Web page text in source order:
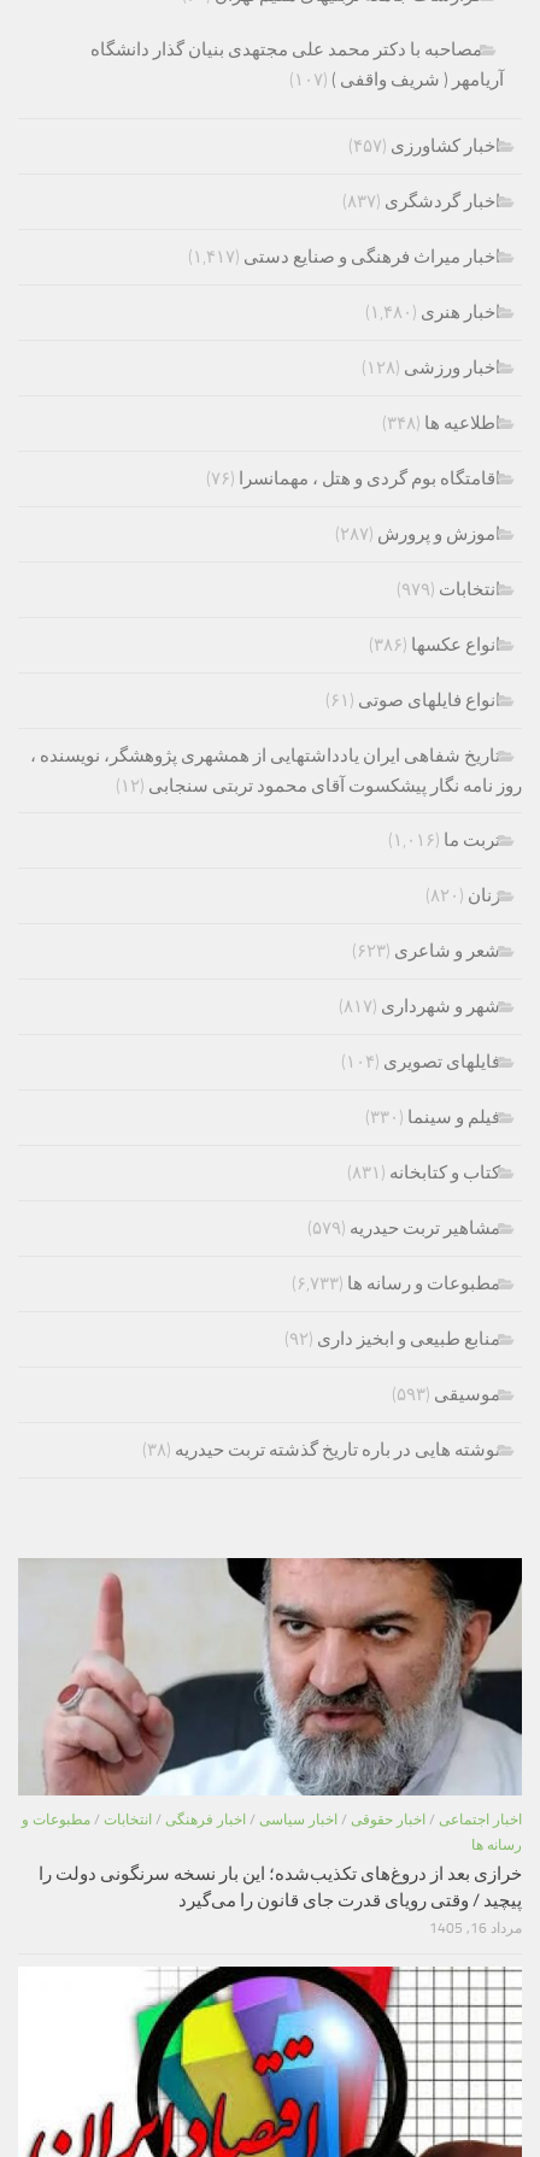
مصاحبه با دکتر محمد علی مجتهدی بنیان گذار دانشگاه
آریامهر ( شریف واقفی ) (۱۰۷)
اخبار کشاورزی (۴۵۷)
اخبار گردشگری (۸۳۷)
اخبار میراث فرهنگی و صنایع دستی (۱,۴۱۷)
اخبار هنری (۱,۴۸۰)
اخبار ورزشی (۱۲۸)
اطلاعیه ها (۳۴۸)
اقامتگاه بوم گردی و هتل ، مهمانسرا (۷۶)
اموزش و پرورش (۲۸۷)
انتخابات (۹۷۹)
انواع عکسها (۳۸۶)
انواع فایلهای صوتی (۶۱)
تاریخ شفاهی ایران یادداشتهایی از همشهری پژوهشگر، نویسنده ،
روز نامه نگار پیشکسوت آقای محمود تربتی سنجابی (۱۲)
تربت ما (۱,۰۱۶)
زنان (۸۲۰)
شعر و شاعری (۶۲۳)
شهر و شهرداری (۸۱۷)
فایلهای تصویری (۱۰۴)
فیلم و سینما (۳۳۰)
کتاب و کتابخانه (۸۳۱)
مشاهیر تربت حیدریه (۵۷۹)
مطبوعات و رسانه ها (۶,۷۳۳)
منابع طبیعی و ابخیز داری (۹۲)
موسیقی (۵۹۳)
نوشته هایی در باره تاریخ گذشته تربت حیدریه (۳۸)
اخبار اجتماعی / اخبار حقوقی / اخبار سیاسی / اخبار فرهنگی / انتخابات / مطبوعات و
رسانه ها
خرازی بعد از دروغ‌های تکذیب‌شده؛ این بار نسخه سرنگونی دولت را
پیچید / وقتی رویای قدرت جای قانون را می‌گیرد
مرداد 16, 1405